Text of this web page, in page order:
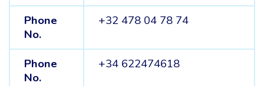
Phone
No.
+32 478 04 78 74
Phone
No.
+34 622474618